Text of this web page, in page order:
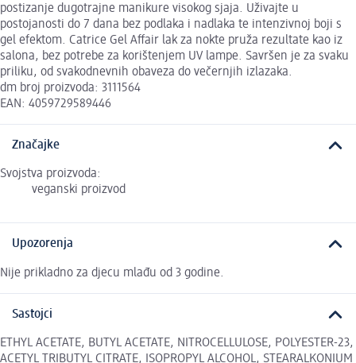
postizanje dugotrajne manikure visokog sjaja. Uživajte u
postojanosti do 7 dana bez podlaka i nadlaka te intenzivnoj boji s
gel efektom. Catrice Gel Affair lak za nokte pruža rezultate kao iz
salona, bez potrebe za korištenjem UV lampe. Savršen je za svaku
priliku, od svakodnevnih obaveza do večernjih izlazaka.
dm broj proizvoda: 3111564
EAN: 4059729589446
Značajke
Svojstva proizvoda:
veganski proizvod
Upozorenja
Nije prikladno za djecu mlađu od 3 godine.
Sastojci
ETHYL ACETATE, BUTYL ACETATE, NITROCELLULOSE, POLYESTER-23,
ACETYL TRIBUTYL CITRATE, ISOPROPYL ALCOHOL, STEARALKONIUM